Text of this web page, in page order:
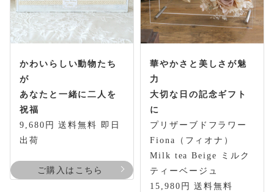
かわいらしい動物たち
が
あなたと一緒に二人を
祝福
9,680円 送料無料 即日
出荷
ご購入はこちら
華やかさと美しさが魅
力
大切な日の記念ギフト
に
プリザーブドフラワー
Fiona（フィオナ）
Milk tea Beige ミルク
ティーベージュ
15,980円 送料無料